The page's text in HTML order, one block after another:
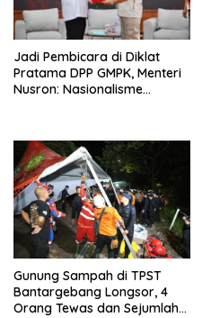
Jadi Pembicara di Diklat
Pratama DPP GMPK, Menteri
Nusron: Nasionalisme
Gunung Sampah di TPST
Bantargebang Longsor, 4
Orang Tewas dan Sejumlah